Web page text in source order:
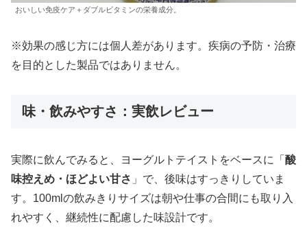
おいしい免疫ケア＋ダブルビタミンの栄養成分。
※効果の感じ方には個人差があります。疾病の予防・治療
を目的とした製品ではありません。
味・飲みやすさ：実飲レビュー
実際に飲んでみると、ヨーグルトテイストをベースに「 酸
味控えめ・ほどよい甘さ 」で、後味はすっきりしていま
す。100mlの飲みきりサイズは朝や仕事の合間にも取り入
れやすく、継続性に配慮した味設計です。